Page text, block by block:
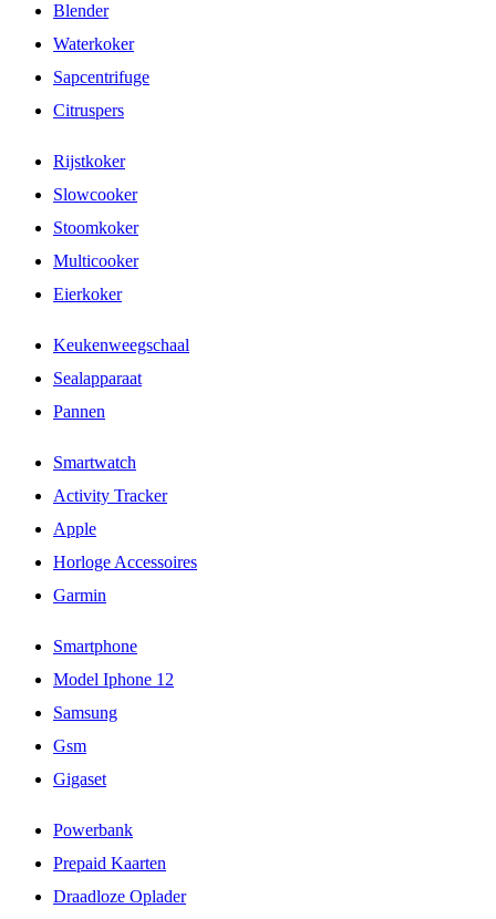
Blender
Waterkoker
Sapcentrifuge
Citruspers
Rijstkoker
Slowcooker
Stoomkoker
Multicooker
Eierkoker
Keukenweegschaal
Sealapparaat
Pannen
Smartwatch
Activity Tracker
Apple
Horloge Accessoires
Garmin
Smartphone
Model Iphone 12
Samsung
Gsm
Gigaset
Powerbank
Prepaid Kaarten
Draadloze Oplader